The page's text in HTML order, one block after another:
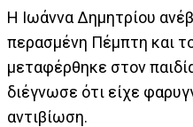
Η Ιωάννα Δημητρίου
περασμένη Πέμπτη και
μεταφέρθηκε στον
διέγνωσε ότι είχε
αντιβίωση.